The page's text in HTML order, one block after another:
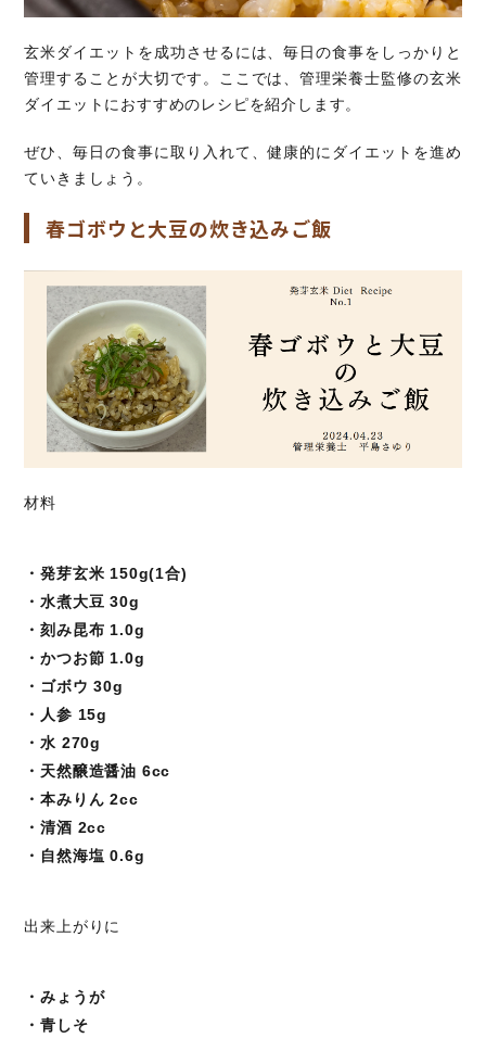
玄米ダイエットを成功させるには、毎日の食事をしっかりと
管理することが大切です。ここでは、管理栄養士監修の玄米
ダイエットにおすすめのレシピを紹介します。
ぜひ、毎日の食事に取り入れて、健康的にダイエットを進め
ていきましょう。
春ゴボウと大豆の炊き込みご飯
材料
・発芽玄米 150g(1合)
・水煮大豆 30g
・刻み昆布 1.0g
・かつお節 1.0g
・ゴボウ 30g
・人参 15g
・水 270g
・天然醸造醤油 6cc
・本みりん 2cc
・清酒 2cc
・自然海塩 0.6g
出来上がりに
・みょうが
・青しそ